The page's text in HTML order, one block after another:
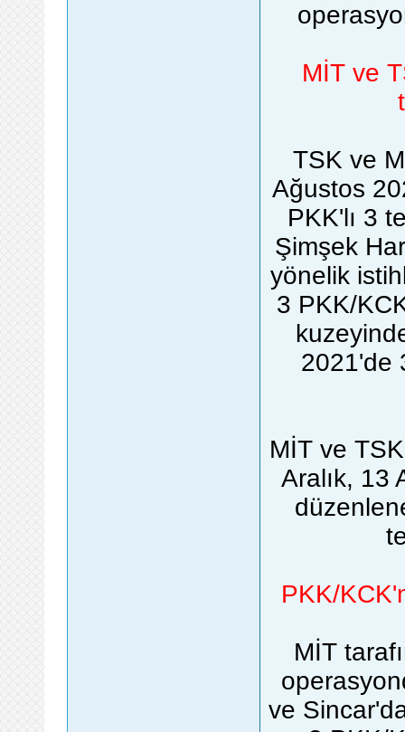
MİT ve
TSK ve
Ağustos
PKK'lı 3
Şimşek
yönelik
3 PKK/
2021'de
MİT ve
Aralık, 13
PKK/
MİT
ve